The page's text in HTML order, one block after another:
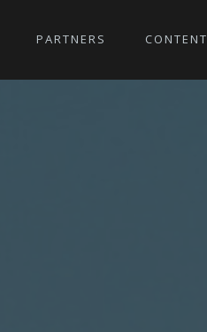
PARTNERS CONTENT